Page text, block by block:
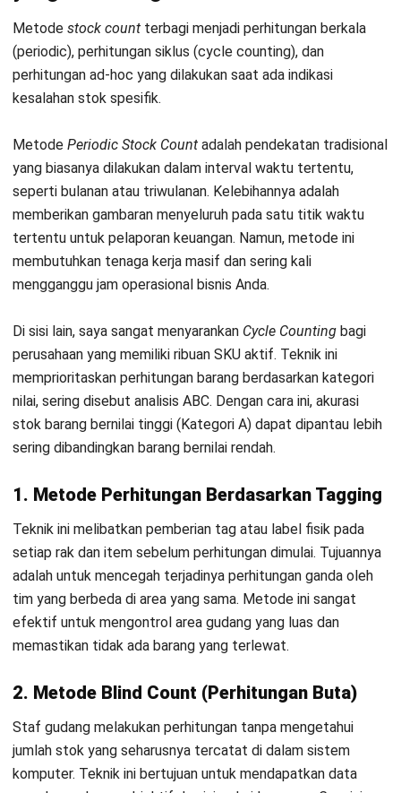
komputer. Teknik ini bertujuan untuk mendapatkan data
yang benar-benar objektif dan jujur dari lapangan. Cara ini
sangat ampuh untuk menghindari manipulasi data oleh
karyawan yang ingin menutupi selisih stok.
Tahapan dan Prosedur Melakukan
Stock Count yang Efektif
Prosedur efektif dimulai dari tahap persiapan (pembersihan
fisik, hingga tahap rekonsiliasi data untuk menindaklanjuti
selisih.
Tahap pra-perhitungan atau persiapan adalah kunci
keberhasilan yang sering diabaikan oleh banyak manajer
operasional. Anda wajib merapikan tata letak gudang dan
memastikan semua barang memiliki label identitas yang
pembekuan transaksi barang masuk dan keluar untuk
Setelah perhitungan fisik selesai, langkah selanjutnya adalah
membandingkan hasil hitung dengan data sistem secara